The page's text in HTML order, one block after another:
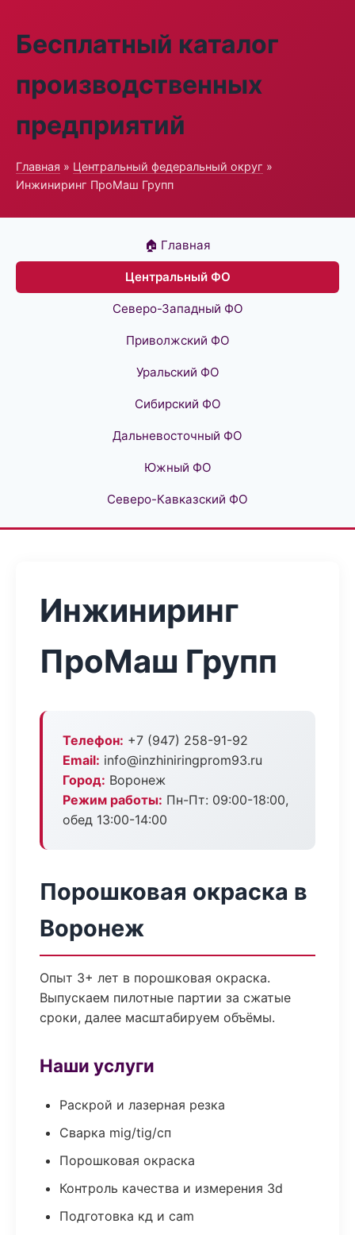
Бесплатный каталог
производственных
предприятий
Главная » Центральный федеральный округ »
Инжиниринг ПроМаш Групп
🏠 Главная
Центральный ФО
Северо-Западный ФО
Приволжский ФО
Уральский ФО
Сибирский ФО
Дальневосточный ФО
Южный ФО
Северо-Кавказский ФО
Инжиниринг
ПроМаш Групп
Телефон: +7 (947) 258-91-92
Email: info@inzhiniringprom93.ru
Город: Воронеж
Режим работы: Пн-Пт: 09:00-18:00,
обед 13:00-14:00
Порошковая окраска в
Воронеж
Опыт 3+ лет в порошковая окраска.
Выпускаем пилотные партии за сжатые
сроки, далее масштабируем объёмы.
Наши услуги
Раскрой и лазерная резка
Сварка mig/tig/сп
Порошковая окраска
Контроль качества и измерения 3d
Подготовка кд и cam